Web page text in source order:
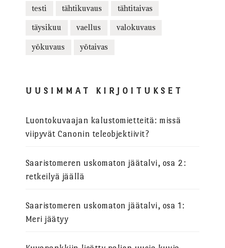
testi tähtikuvaus tähtitaivas
täysikuu vaellus valokuvaus
yökuvaus yötaivas
UUSIMMAT KIRJOITUKSET
Luontokuvaajan kalustomietteitä: missä
viipyvät Canonin teleobjektiivit?
Saaristomeren uskomaton jäätalvi, osa 2:
retkeilyä jäällä
Saaristomeren uskomaton jäätalvi, osa 1:
Meri jäätyy